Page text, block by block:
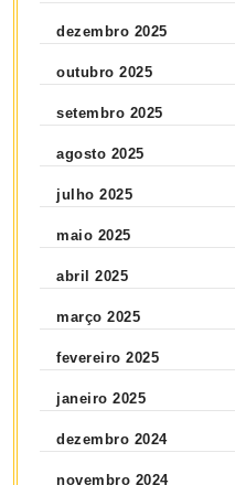
dezembro 2025
outubro 2025
setembro 2025
agosto 2025
julho 2025
maio 2025
abril 2025
março 2025
fevereiro 2025
janeiro 2025
dezembro 2024
novembro 2024